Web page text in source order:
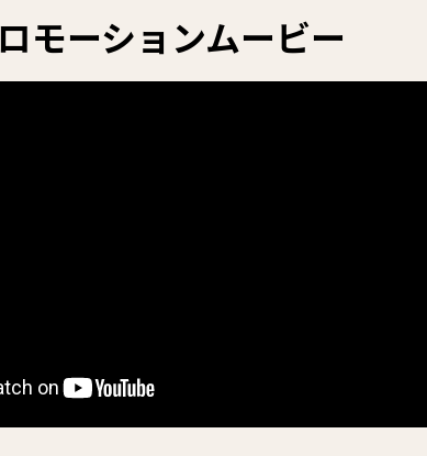
モーションムービー